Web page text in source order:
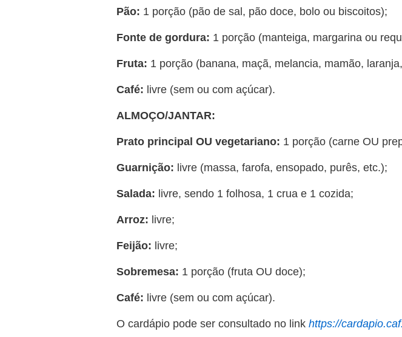
Pão: 1 porção (pão de sal, pão doce, bolo ou biscoitos);
Fonte de gordura: 1 porção (manteiga, margarina ou
Fruta: 1 porção (banana, maçã, melancia, mamão,
Café: livre (sem ou com açúcar).
ALMOÇO/JANTAR:
Prato principal OU vegetariano: 1 porção (carne OU
Guarnição: livre (massa, farofa, ensopado, purês, etc.);
Salada: livre, sendo 1 folhosa, 1 crua e 1 cozida;
Arroz: livre;
Feijão: livre;
Sobremesa: 1 porção (fruta OU doce);
Café: livre (sem ou com açúcar).
O cardápio pode ser consultado no link https://